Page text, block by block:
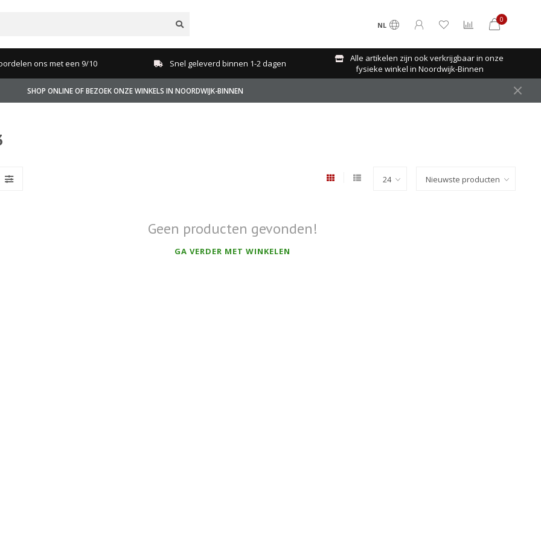
NL
0
ons met een 9/10 Snel geleverd binnen 1-2 dagen
Alle artikelen zijn ook verkrijgbaar in onze
fysieke winkel in Noordwijk-Binnen
SHOP ONLINE OF BEZOEK ONZE WINKELS IN NOORDWIJK-BINNEN
Geen producten gevonden!
GA VERDER MET WINKELEN